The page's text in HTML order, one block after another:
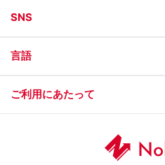
SNS
言語
ご利用にあたって